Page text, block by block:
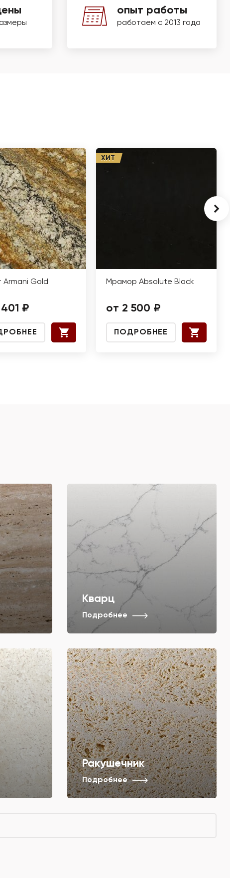
опыт работы
работаем с 2013 года
Armani Gold
₽
ХИТ
Мрамор Absolute Black
от 2 500 ₽
ПОДРОБНЕЕ
Кварц
Подробнее
Ракушечник
Подробнее